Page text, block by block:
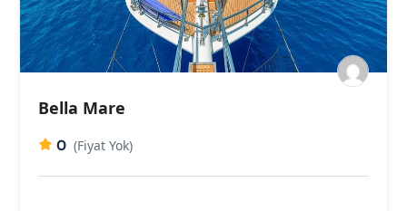
Bella Mare
0 (Fiyat Yok)